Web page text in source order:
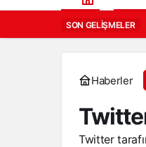
SON GELIŞMELER
Haberler
Twitter